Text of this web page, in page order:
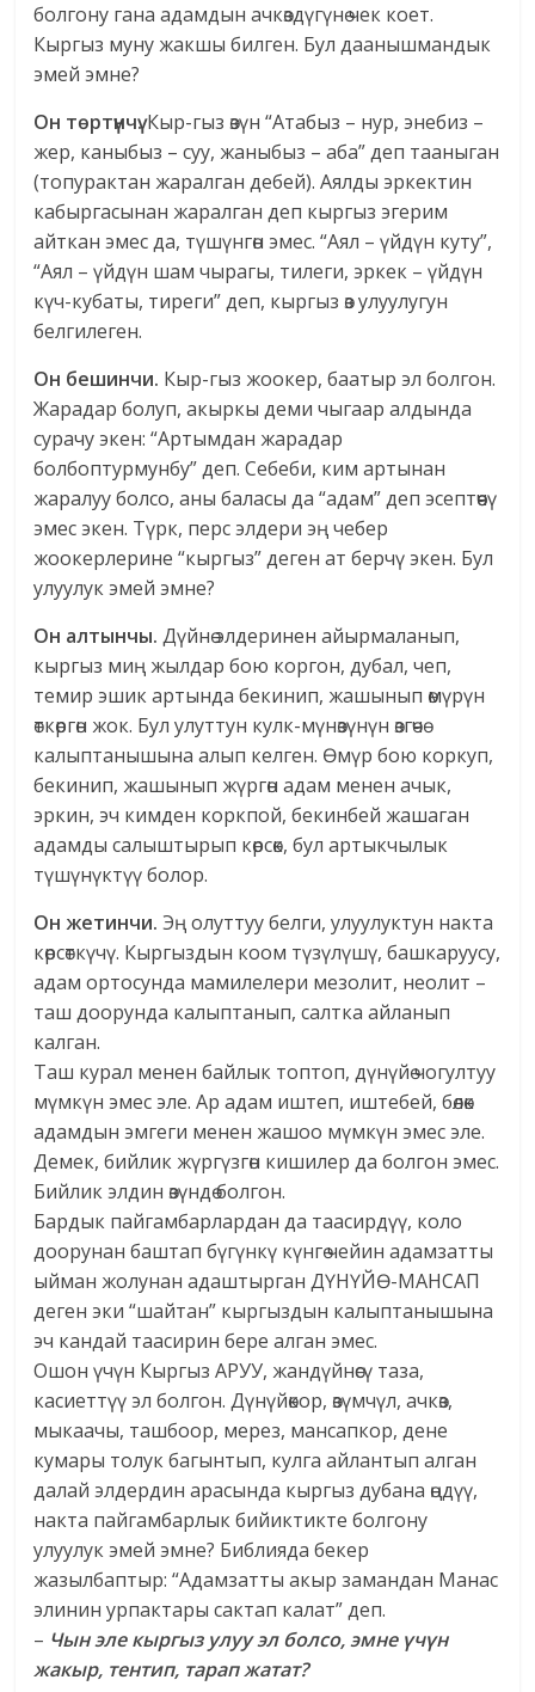
болгону гана адамдын ачкөздүгүнө чек коет.
Кыргыз муну жакшы билген. Бул даанышмандык
эмей эмне?
Он төртүнчү.Кыр-гыз өзүн “Атабыз – нур, энебиз –
жер, каныбыз – суу, жаныбыз – аба” деп тааныган
(топурактан жаралган дебей). Аялды эркектин
кабыргасынан жаралган деп кыргыз эгерим
айткан эмес да, түшүнгөн эмес. “Аял – үйдүн куту”,
“Аял – үйдүн шам чырагы, тилеги, эркек – үйдүн
күч-кубаты, тиреги” деп, кыргыз өз улуулугун
белгилеген.
Он бешинчи. Кыр-гыз жоокер, баатыр эл болгон.
Жарадар болуп, акыркы деми чыгаар алдында
сурачу экен: “Артымдан жарадар
болбоптурмунбу” деп. Себеби, ким артынан
жаралуу болсо, аны баласы да “адам” деп эсептөөчү
эмес экен. Түрк, перс элдери эң чебер
жоокерлерине “кыргыз” деген ат берчү экен. Бул
улуулук эмей эмне?
Он алтынчы. Дүйнө элдеринен айырмаланып,
кыргыз миң жылдар бою коргон, дубал, чеп,
темир эшик артында бекинип, жашынып өмүрүн
өткөргөн жок. Бул улуттун кулк-мүнөзүнүн өзгөчө
калыптанышына алып келген. Өмүр бою коркуп,
бекинип, жашынып жүргөн адам менен ачык,
эркин, эч кимден коркпой, бекинбей жашаган
адамды салыштырып көрсөк, бул артыкчылык
түшүнүктүү болор.
Он жетинчи. Эң олуттуу белги, улуулуктун накта
көрсөткүчү. Кыргыздын коом түзүлүшү, башкаруусу,
адам ортосунда мамилелери мезолит, неолит –
таш доорунда калыптанып, салтка айланып
калган.
Таш курал менен байлык топтоп, дүнүйө чогултуу
мүмкүн эмес эле. Ар адам иштеп, иштебей, бөлөк
адамдын эмгеги менен жашоо мүмкүн эмес эле.
Демек, бийлик жүргүзгөн кишилер да болгон эмес.
Бийлик элдин өзүндө болгон.
Бардык пайгамбарлардан да таасирдүү, коло
доорунан баштап бүгүнкү күнгө чейин адамзатты
ыйман жолунан адаштырган ДҮНҮЙӨ-МАНСАП
деген эки “шайтан” кыргыздын калыптанышына
эч кандай таасирин бере алган эмес.
Ошон үчүн Кыргыз АРУУ, жандүйнөсү таза,
касиеттүү эл болгон. Дүнүйөкор, өзүмчүл, ачкөз,
мыкаачы, ташбоор, мерез, мансапкор, дене
кумары толук багынтып, кулга айлантып алган
далай элдердин арасында кыргыз дубана өңдүү,
накта пайгамбарлык бийиктикте болгону
улуулук эмей эмне? Библияда бекер
жазылбаптыр: “Адамзатты акыр замандан Манас
элинин урпактары сактап калат” деп.
– Чын эле кыргыз улуу эл болсо, эмне үчүн
жакыр, тентип, тарап жатат?